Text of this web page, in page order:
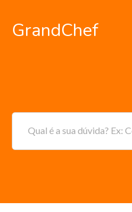
GrandChef
Qual é a sua dúvida? Ex: